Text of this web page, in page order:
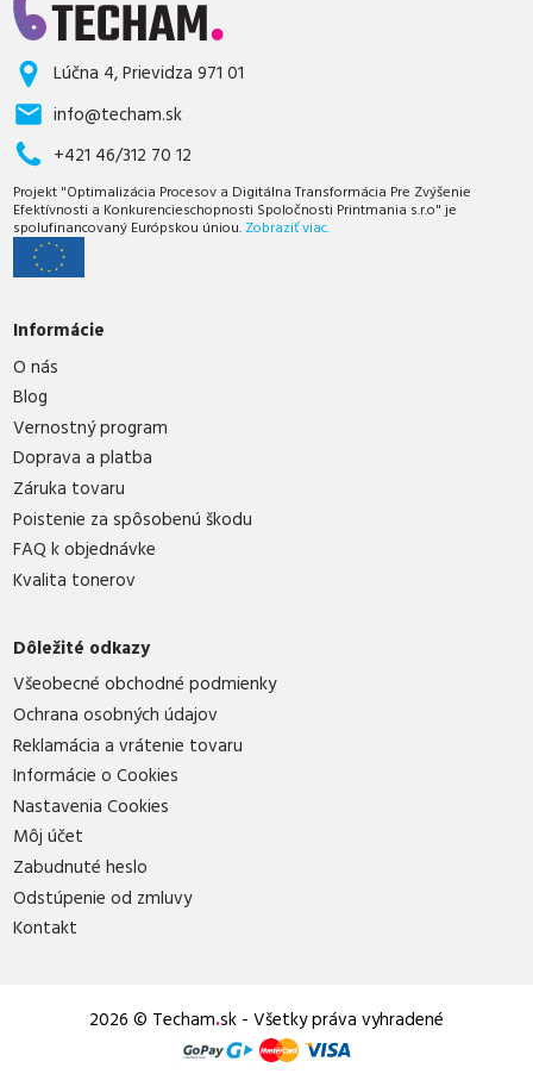
Lúčna 4, Prievidza 971 01
info@techam.sk
+421 46/312 70 12
Projekt "Optimalizácia Procesov a Digitálna Transformácia Pre Zvýšenie
Efektívnosti a Konkurencieschopnosti Spoločnosti Printmania s.r.o" je
spolufinancovaný Európskou úniou. Zobraziť viac.
Informácie
O nás
Blog
Vernostný program
Doprava a platba
Záruka tovaru
Poistenie za spôsobenú škodu
FAQ k objednávke
Kvalita tonerov
Dôležité odkazy
Všeobecné obchodné podmienky
Ochrana osobných údajov
Reklamácia a vrátenie tovaru
Informácie o Cookies
Nastavenia Cookies
Môj účet
Zabudnuté heslo
Odstúpenie od zmluvy
Kontakt
2026 © Techam.sk - Všetky práva vyhradené